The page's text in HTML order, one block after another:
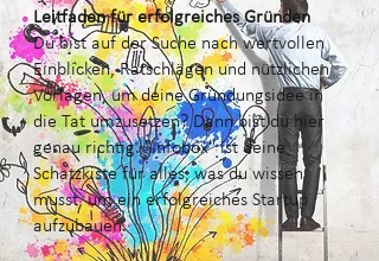
Leitfaden für erfolgreiches Gründen
Du bist auf der Suche nach wertvollen
Einblicken, Ratschlägen und nützlichen
Vorlagen, um deine Gründungsidee in
die Tat umzusetzen? Dann bist du hier
genau richtig. "Infobox" ist deine
Schatzkiste für alles, was du wissen
musst, um ein erfolgreiches Startup
aufzubauen.